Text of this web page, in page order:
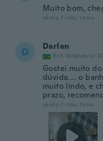
Muito bom,
około 7 roku temu
D Darlan
Rok dołączenia
Gostei muito
dúvida.... o
muito lindo, e
prazo,
około 7 roku temu